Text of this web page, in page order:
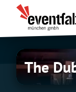
Inhalt
springen
Eventfabrik
München
The
Dublin
Legends
The